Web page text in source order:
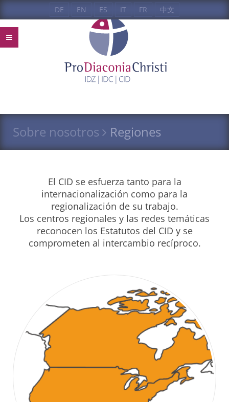
DE EN ES IT FR 中文
Sobre nosotros Regiones
El CID se esfuerza tanto para la
internacionalización como para la
regionalización de su trabajo.
Los centros regionales y las redes temáticas
reconocen los Estatutos del CID y se
comprometen al intercambio recíproco.